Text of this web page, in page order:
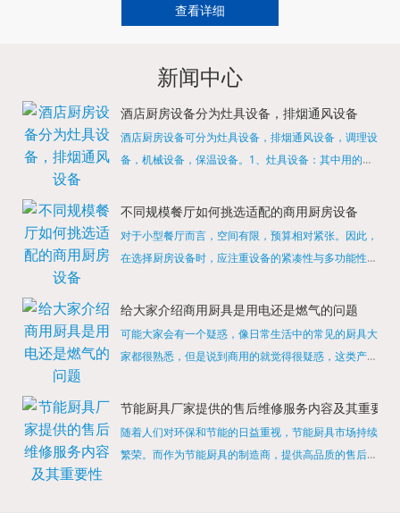
查看详细
新闻中心
酒店厨房设备分为灶具设备，排烟通风设备
酒店厨房设备可分为灶具设备，排烟通风设备，调理设
备，机械设备，保温设备。1、灶具设备：其中用的较
缺少的，经过相关检测证明的合格设备才能进行使用，
不同规模餐厅如何挑选适配的商用厨房设备
对于小型餐厅而言，空间有限，预算相对紧张。因此，
在选择厨房设备时，应注重设备的紧凑性与多功能性。
烹饪设备，既能节省空间，又能满足多样化的烹饪需
给大家介绍商用厨具是用电还是燃气的问题
可能大家会有一个疑惑，像日常生活中的常见的厨具大
家都很熟悉，但是说到商用的就觉得很疑惑，这类产品
店用的就是商用的吗?还真别说，真被大家猜对了，这
节能厨具厂家提供的售后维修服务内容及其重要性
随着人们对环保和节能的日益重视，节能厨具市场持续
繁荣。而作为节能厨具的制造商，提供高品质的售后维